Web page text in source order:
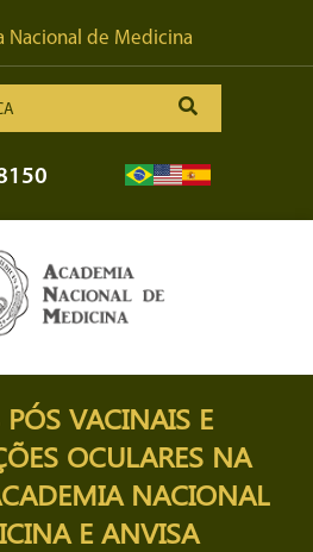
Nacional de Medicina
PÓS VACINAIS E
OCULARES NA
NACIONAL
E ANVISA